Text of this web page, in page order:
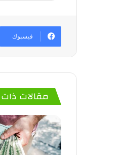
فيسبوك
مقالات